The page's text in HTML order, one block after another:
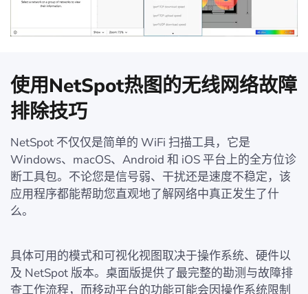
使用NetSpot热图的无线网络故障
排除技巧
NetSpot 不仅仅是简单的 WiFi 扫描工具，它是
Windows、macOS、Android 和 iOS 平台上的全方位诊
断工具包。不论您是信号弱、干扰还是速度不稳定，该
应用程序都能帮助您直观地了解网络中真正发生了什
么。
具体可用的模式和可视化视图取决于操作系统、硬件以
及 NetSpot 版本。桌面版提供了最完整的勘测与故障排
查工作流程，而移动平台的功能可能会因操作系统限制